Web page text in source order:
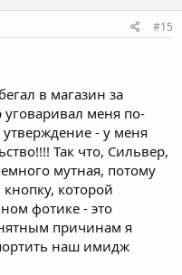
#15
в магазин за
меня по-
- у меня
Так что, Сильвер,
мутная, потому
которой
фотике - это
причинам я
наш имидж